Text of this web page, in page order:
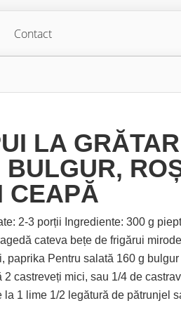
Contact
LA GRĂTAR
CEAPĂ
2-3 porții Ingrediente: 300 g
cateva bețe de frigărui
paprika Pentru salată 160 g bulgur
castreveți mici, sau 1/4 de
1 lime 1/2 legătură de pătrunjel